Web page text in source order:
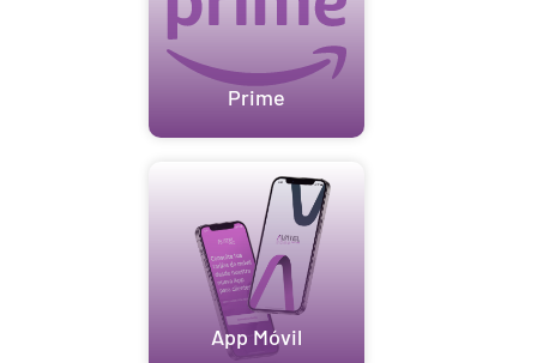
Prime
App Móvil